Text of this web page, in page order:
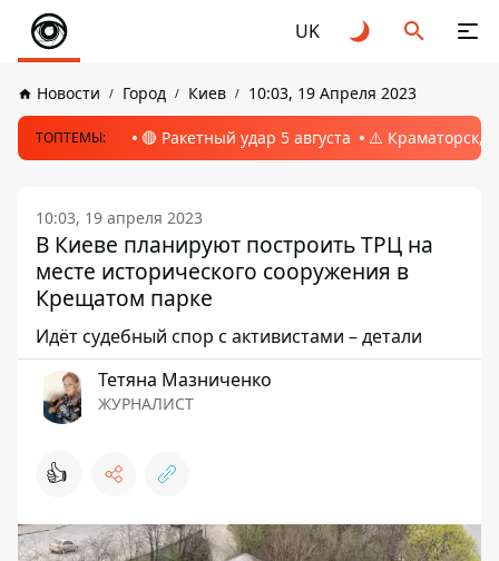
UK
Новости Город Киев 10:03, 19 Апреля 2023
ТОПТЕМЫ: 🔴 Ракетный удар 5 августа ⚠️ Краматорск,
10:03, 19 апреля 2023
В Киеве планируют построить ТРЦ на
месте исторического сооружения в
Крещатом парке
Идёт судебный спор с активистами – детали
Тетяна Мазниченко
ЖУРНАЛИСТ
👍